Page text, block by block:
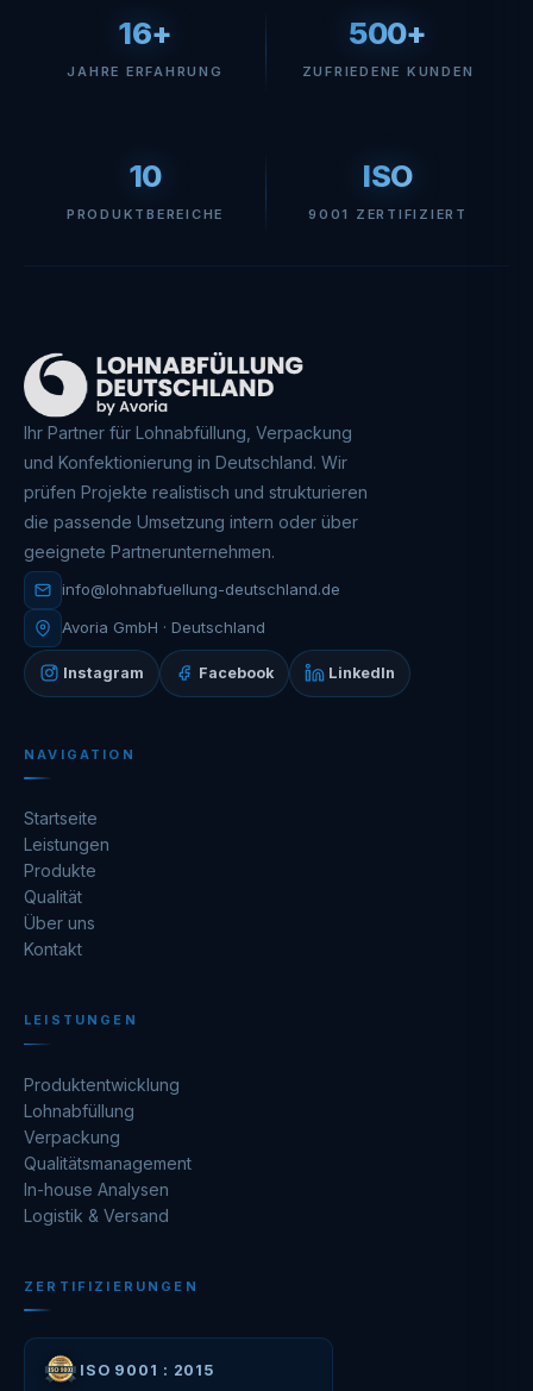
16+
JAHRE ERFAHRUNG
500+
ZUFRIEDENE KUNDEN
10
PRODUKTBEREICHE
ISO
9001 ZERTIFIZIERT
Ihr Partner für Lohnabfüllung, Verpackung
und Konfektionierung in Deutschland. Wir
prüfen Projekte realistisch und strukturieren
die passende Umsetzung intern oder über
geeignete Partnerunternehmen.
info@lohnabfuellung-deutschland.de
Avoria GmbH · Deutschland
Instagram Facebook LinkedIn
NAVIGATION
Startseite
Leistungen
Produkte
Qualität
Über uns
Kontakt
LEISTUNGEN
Produktentwicklung
Lohnabfüllung
Verpackung
Qualitätsmanagement
In-house Analysen
Logistik & Versand
ZERTIFIZIERUNGEN
ISO 9001 : 2015